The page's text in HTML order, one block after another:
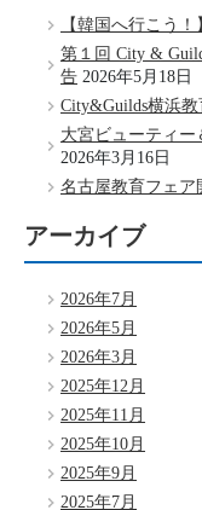
【韓国へ行こう
第１回 City &
告 2026年5月18日
City&Guilds横浜
大宮ビューティ
2026年3月16日
名古屋教育フェア
アーカイブ
2026年7月
2026年5月
2026年3月
2025年12月
2025年11月
2025年10月
2025年9月
2025年7月